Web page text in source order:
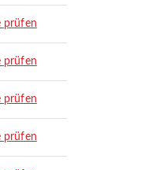
prüfen
prüfen
prüfen
prüfen